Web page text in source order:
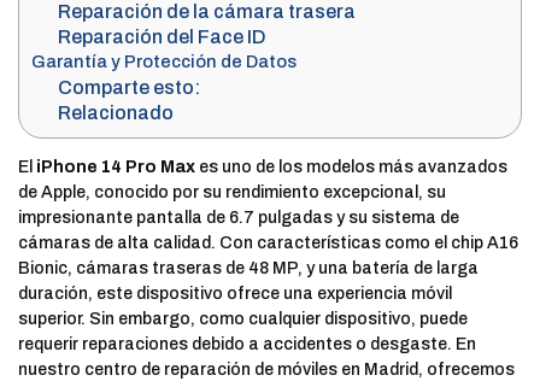
Reparación de la cámara trasera
Reparación del Face ID
Garantía y Protección de Datos
Comparte esto:
Relacionado
El iPhone 14 Pro Max es uno de los modelos más avanzados
de Apple, conocido por su rendimiento excepcional, su
impresionante pantalla de 6.7 pulgadas y su sistema de
cámaras de alta calidad. Con características como el chip A16
Bionic, cámaras traseras de 48 MP, y una batería de larga
duración, este dispositivo ofrece una experiencia móvil
superior. Sin embargo, como cualquier dispositivo, puede
requerir reparaciones debido a accidentes o desgaste. En
nuestro centro de reparación de móviles en Madrid, ofrecemos